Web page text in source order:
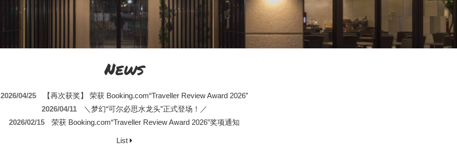
News
2026/04/25
【再次获奖】 荣获 Booking.com“Traveller Review Award 2026”
2026/04/11
＼梦幻“可尔必思水龙头”正式登场！／
2026/02/15
荣获 Booking.com“Traveller Review Award 2026”奖项通知
List